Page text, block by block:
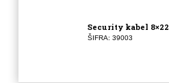
Security kabel 8×22
ŠIFRA: 39003